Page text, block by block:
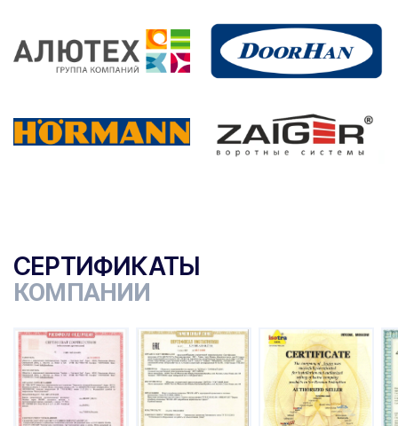
СЕРТИФИКАТЫ
КОМПАНИИ